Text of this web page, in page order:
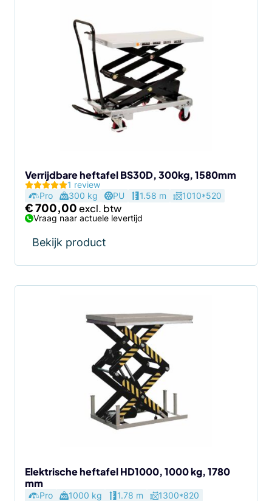
Verrijdbare heftafel BS30D, 300kg, 1580mm
1 review
Pro
300 kg PU 1.58 m 1010*520
€700,00
Vraag naar actuele levertijd
Bekijk product
Elektrische heftafel HD1000, 1000 kg, 1780
mm
Pro 1000 kg 1.78 m
1300*820